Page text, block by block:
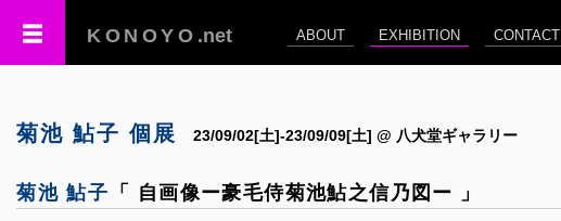
KONOYO .net ABOUT EXHIBITION CONTACT
菊池 鮎子 個展 23/09/02[土]-23/09/09[土] @ 八犬堂ギャラリー
菊池 鮎子 「 自画像ー豪毛侍菊池鮎之信乃図ー 」